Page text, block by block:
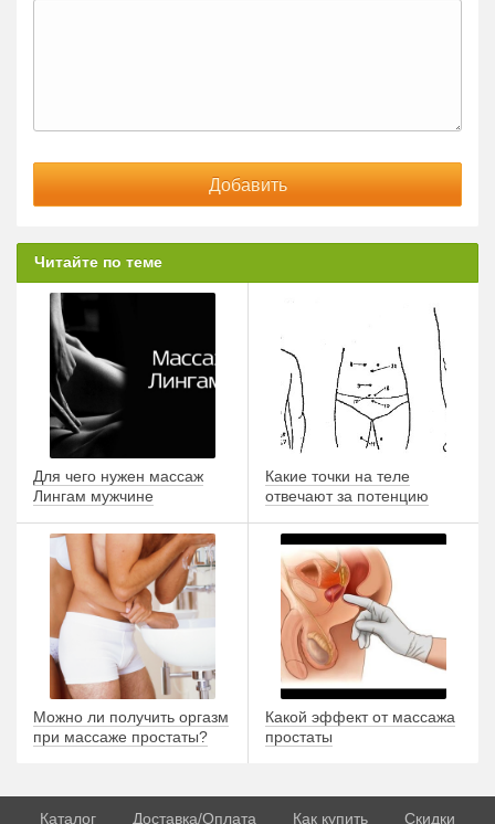
Читайте по теме
Для чего нужен массаж
Лингам мужчине
Какие точки на теле
отвечают за потенцию
Можно ли получить оргазм
при массаже простаты?
Какой эффект от массажа
простаты
Каталог Доставка/Оплата Как купить Скидки